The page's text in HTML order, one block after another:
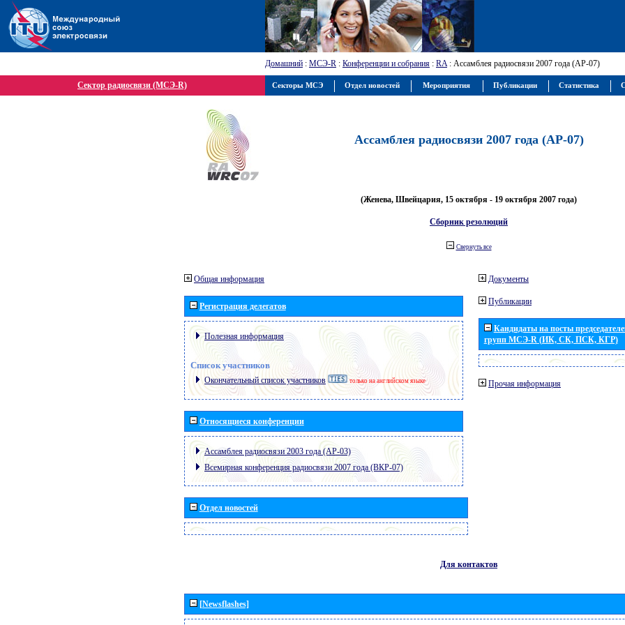
Домашний : МСЭ-R : Конференции и собрания : RA: Ассамблея радиосвязи 2007 года (АР-07)
Сектор радиосвязи (МСЭ-R)
Ассамблея радиосвязи 2007 года (АР-07)
(Женева, Швейцария, 15 октября - 19 октября 2007 года)
Сборник резолюций
Свернуть все
Общая информация
Регистрация делегатов
Полезная информация
Список участников
Окончательный список участников только на английском языке
Относящиеся конференции
Ассамблея радиосвязи 2003 года (АР-03)
Всемирная конференция радиосвязи 2007 года (ВКР-07)
Отдел новостей
Документы
Публикации
Кандидаты на посты
групп МСЭ-R (ИК, СК, ПСК, КГР)
Прочая информация
Для контактов
[Newsflashes]
Секторы МСЭ Отдел новостей Мероприятия Публикации Статистика